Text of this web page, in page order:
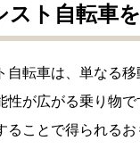
スト自転車
自転車は、単なる
性が広がる乗り物
ることで得られる